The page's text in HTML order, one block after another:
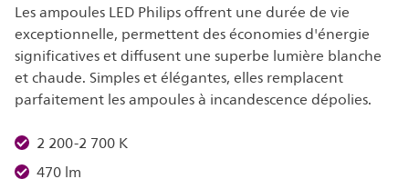
Les ampoules LED Philips offrent une durée de vie
exceptionnelle, permettent des économies d'énergie
significatives et diffusent une superbe lumière blanche
et chaude. Simples et élégantes, elles remplacent
parfaitement les ampoules à incandescence dépolies.
2 200-2 700 K
470 lm